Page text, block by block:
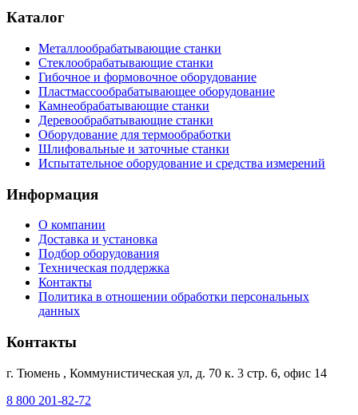
Каталог
Металлообрабатывающие станки
Стеклообрабатывающие станки
Гибочное и формовочное оборудование
Пластмассообрабатывающее оборудование
Камнеобрабатывающие станки
Деревообрабатывающие станки
Оборудование для термообработки
Шлифовальные и заточные станки
Испытательное оборудование и средства измерений
Информация
О компании
Доставка и установка
Подбор оборудования
Техническая поддержка
Контакты
Политика в отношении обработки персональных
данных
Контакты
г. Тюмень , Коммунистическая ул, д. 70 к. 3 стр. 6, офис 14
8 800 201-82-72